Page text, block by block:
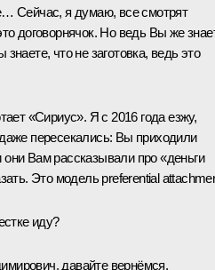
Сейчас, я думаю, все смотрят
договорнячок. Но ведь Вы же
что не заготовка, ведь это
«Сириус». Я с 2016 года езжу,
пересекались: Вы приходили
Вам рассказывали про «деньги
Это модель preferential
иду?
давайте вернёмся.